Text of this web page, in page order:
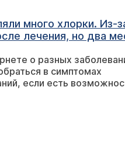
много хлорки. Из-
лечения, но два
а когда
ниже поясницы.
3-4 мм), дочка
(у двоих), они -
запускать, чтобы не
для жизни, а
иммунитет,
о разных
в симптомах
если есть